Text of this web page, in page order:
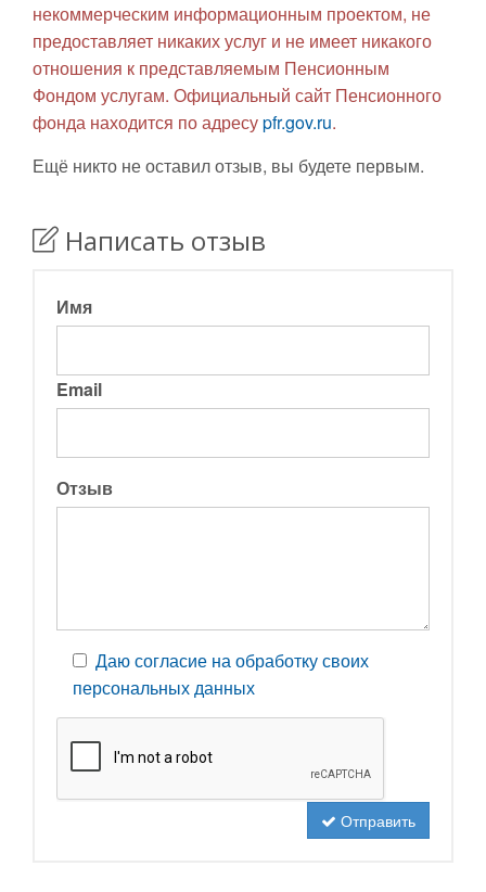
некоммерческим информационным проектом, не
предоставляет никаких услуг и не имеет никакого
отношения к представляемым Пенсионным
Фондом услугам. Официальный сайт Пенсионного
фонда находится по адресуpfr.gov.ru.
Ещё никто не оставил отзыв, вы будете первым.
Написать отзыв
Имя
Email
Отзыв
Даю согласие на обработку своих
персональных данных
Отправить